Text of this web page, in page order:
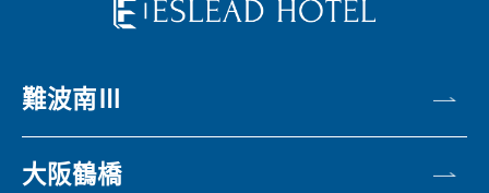
難波南Ⅲ
大阪鶴橋